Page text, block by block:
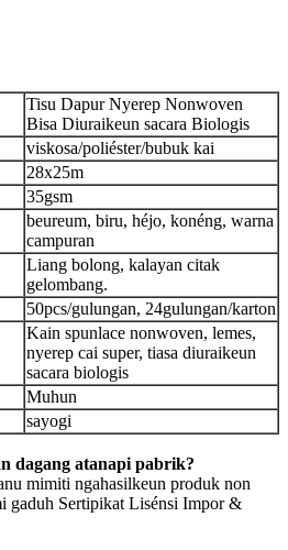
Tisu Dapur Nyerep Nonwoven
Bisa Diuraikeun sacara Biologis
viskosa/poliéster/bubuk kai
28x25m
35gsm
beureum, biru, héjo, konéng, warna
campuran
Liang bolong, kalayan citak
gelombang.
50pcs/gulungan, 24gulungan/karton
Kain spunlace nonwoven, lemes,
nyerep cai super, tiasa diuraikeun
sacara biologis
Muhun
sayogi
dagang atanapi pabrik?
mimiti ngahasilkeun produk non
gaduh Sertipikat Lisénsi Impor &